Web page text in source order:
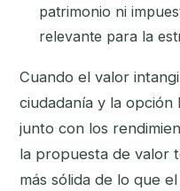
patrimonio ni
relevante para la
Cuando el valor
ciudadanía y la
junto con los
la propuesta de valor
más sólida de lo que